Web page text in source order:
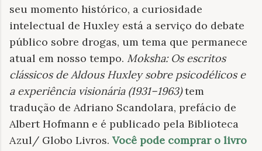
seu momento histórico, a curiosidade
intelectual de Huxley está a serviço do debate
público sobre drogas, um tema que permanece
atual em nosso tempo. Moksha: Os escritos
clássicos de Aldous Huxley sobre psicodélicos e
a experiência visionária (1931–1963)tem
tradução de Adriano Scandolara, prefácio de
Albert Hofmann e é publicado pela Biblioteca
Azul/ Globo Livros. Você pode comprar o livro